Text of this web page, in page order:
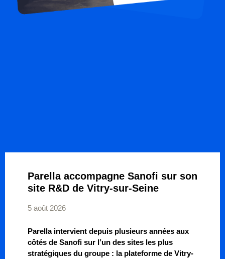
Parella accompagne Sanofi sur son
site R&D de Vitry-sur-Seine
5 août 2026
Parella intervient depuis plusieurs années aux
côtés de Sanofi sur l’un des sites les plus
stratégiques du groupe : la plateforme de Vitry-